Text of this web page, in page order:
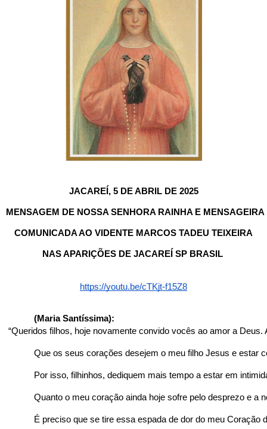
JACAREÍ, 5 DE ABRIL DE 2025
MENSAGEM DE NOSSA SENHORA RAINHA E MENSAGEIRA
COMUNICADA AO VIDENTE MARCOS TADEU TEIXEIRA
NAS APARIÇÕES DE JACAREÍ SP BRASIL
https://youtu.be/cTKjt-f15Z8
(Maria Santíssima):
“Queridos filhos, hoje novamente convido vocês ao amor a
Que os seus corações desejem o meu filho Jesus e estar
Por isso, filhinhos, dediquem mais tempo a estar em
Quanto o meu coração ainda hoje sofre pelo desprezo e a
É preciso que se tire essa espada de dor do meu Coração